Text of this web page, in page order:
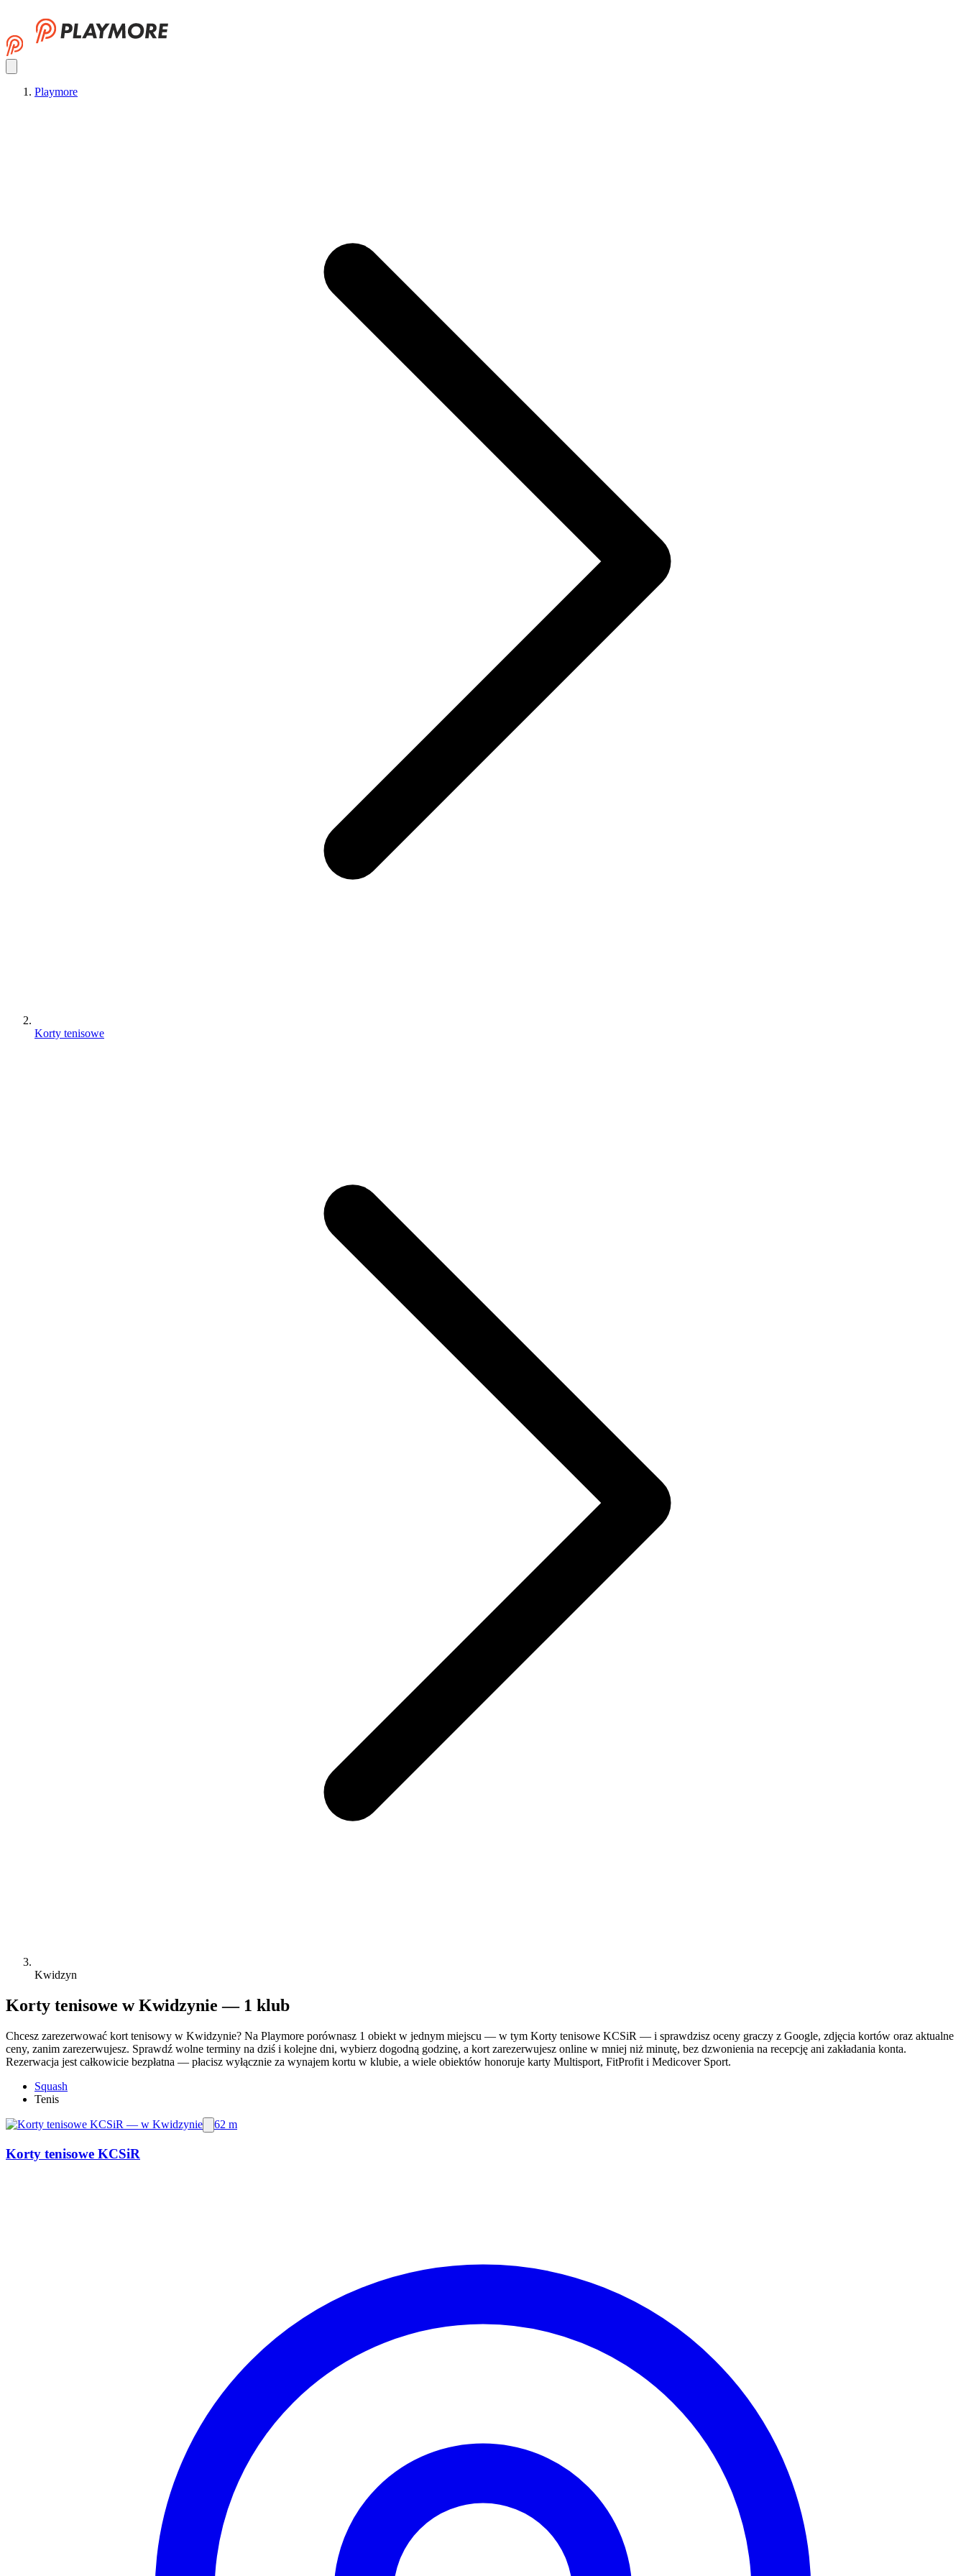
Playmore
Korty tenisowe
Kwidzyn
Korty tenisowe w Kwidzynie — 1 klub
Chcesz zarezerwować kort tenisowy w Kwidzynie? Na Playmore porównasz 1 obiekt w jednym miejscu — w tym Korty tenisowe KCSiR — i sprawdzisz oceny graczy z Google, zdjęcia kortów oraz aktualne
ceny, zanim zarezerwujesz. Sprawdź wolne terminy na dziś i kolejne dni, wybierz dogodną godzinę, a kort zarezerwujesz online w mniej niż minutę, bez dzwonienia na recepcję ani zakładania konta.
Rezerwacja jest całkowicie bezpłatna — płacisz wyłącznie za wynajem kortu w klubie, a wiele obiektów honoruje karty Multisport, FitProfit i Medicover Sport.
Squash
Tenis
62 m
Korty tenisowe KCSiR